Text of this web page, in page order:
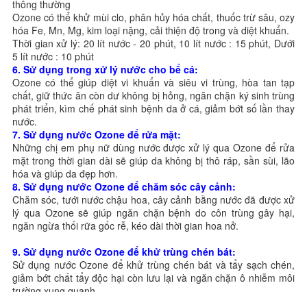
thông thường
Ozone có thể khử mùi clo, phân hủy hóa chất, thuốc trừ sâu, ozy
hóa Fe, Mn, Mg, kim loại nặng, cải thiện độ trong và diệt khuẩn.
Thời gian xử lý: 20 lít nước - 20 phút, 10 lít nước : 15 phút, Dưới
5 lít nước : 10 phút
6. Sử dụng trong xử lý nước cho bể cá:
Ozone có thể giúp diệt vi khuẩn và siêu vi trùng, hòa tan tạp
chất, giữ thức ăn còn dư không bị hỏng, ngăn chặn ký sinh trùng
phát triển, kìm chế phát sinh bệnh da ở cá, giảm bớt số lần thay
nước.
7. Sử dụng nước Ozone để rửa mặt:
Những chị em phụ nữ dùng nước được xử lý qua Ozone để rửa
mặt trong thời gian dài sẽ giúp da không bị thô ráp, sần sùi, lão
hóa và giúp da đẹp hơn.
8. Sử dụng nước Ozone để chăm sóc cây cảnh:
Chăm sóc, tưới nước chậu hoa, cây cảnh bằng nước đã được xử
lý qua Ozone sẽ giúp ngăn chặn bệnh do côn trùng gây hại,
ngăn ngừa thối rữa gốc rễ, kéo dài thời gian hoa nở.
9. Sử dụng nước Ozone để khử trùng chén bát:
Sử dụng nước Ozone để khử trùng chén bát và tẩy sạch chén,
giảm bớt chất tẩy độc hại còn lưu lại và ngăn chặn ô nhiễm môi